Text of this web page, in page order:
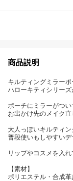
商品説明
キルティングミラーポ
ハローキティシリー
ポーチにミラーがつ
お出かけ先のメイク
大人っぽいキルティ
普段使いもしやすい
リップやコスメを入
【素材】
ポリエステル・合成